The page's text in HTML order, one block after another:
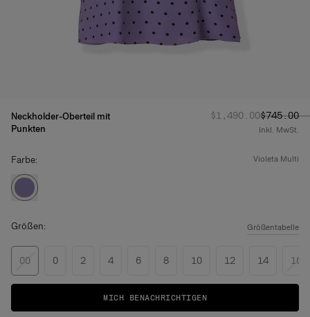
Neckholder-Oberteil mit
Punkten
Regulärer Preis:
$1,490.00$745.00
Inkl. MwSt.
Farbe: violeta multi
Größen: Größentabelle
00 0 2 4 6 8 10 12 14 16
MICH BENACHRICHTIGEN